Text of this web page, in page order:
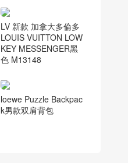
LV 新款 加拿大多倫多
LOUIS VUITTON LOW